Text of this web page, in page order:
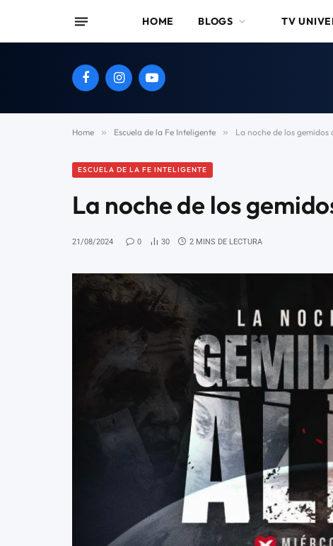
HOME BLOGS TV
FacebookInstagramYouTube
Home » Escuela de la Fe Inteligente » La noche de los gemidos
ESCUELA DE LA FE INTELIGENTE
La noche de los
21/08/2024 0 30 2 MINS DE LECTURA